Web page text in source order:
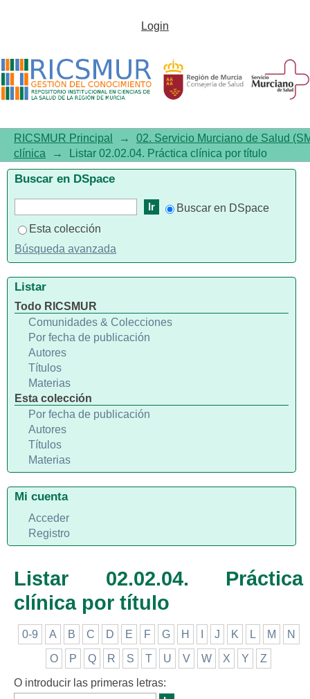
Listar 02.02.04. Práctica clínica
Login
RICSMUR Principal →
02. Servicio Murciano de Salud
clínica
→ Listar 02.02.04. Práctica clínica por título
Listar 02.02.04. Práctica
clínica por título
0-9 A B C D E F G H J K L M N
O P Q R S T U V W X Y Z
O introducir las primeras letras:
Buscar en DSpace
Buscar en DSpace
Esta colección
Búsqueda avanzada
Listar
Todo RICSMUR
Comunidades & Colecciones
Por fecha de publicación
Autores
Títulos
Materias
Esta colección
Por fecha de publicación
Autores
Títulos
Materias
Mi cuenta
Acceder
Registro